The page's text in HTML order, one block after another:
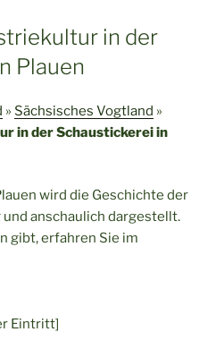
in der
Plauen
» Sächsisches Vogtland »
in der Schaustickerei in
wird die Geschichte der
anschaulich dargestellt.
gibt, erfahren Sie im
Eintritt]